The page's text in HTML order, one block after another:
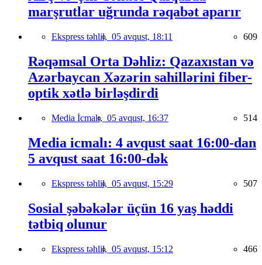
marşrutlar uğrunda rəqabət aparır
Ekspress təhlil, 05 avqust, 18:11 609
Rəqəmsal Orta Dəhliz: Qazaxıstan və
Azərbaycan Xəzərin sahillərini fiber-
optik xətlə birləşdirdi
Media İcmalı, 05 avqust, 16:37 514
Media icmalı: 4 avqust saat 16:00-dan
5 avqust saat 16:00-dək
Ekspress təhlil, 05 avqust, 15:29 507
Sosial şəbəkələr üçün 16 yaş həddi
tətbiq olunur
Ekspress təhlil, 05 avqust, 15:12 466